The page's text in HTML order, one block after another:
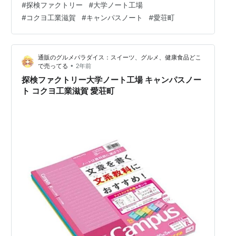
業滋賀」を訪れ、その秘密に迫ります。 コクヨグループ
の創業精神 「商品を通じて世の中の役に立つ」という理
念は、コクヨグループの創業者、黒田善太郎が掲げた精
神です。この理念は、現在もコクヨの全ての製品に息づ
いており、良品をできる限り安価に提供するという使命
感に基づいています。また、「買う身に…
#探検ファクトリー #大学ノート工場
#コクヨ工業滋賀 #キャンパスノート #愛荘町
通販のグルメパラダイス：スイーツ、グルメ、健康食品どこ
で売ってる • 2年前
探検ファクトリー大学ノート工場 キャンパスノー
ト コクヨ工業滋賀 愛荘町